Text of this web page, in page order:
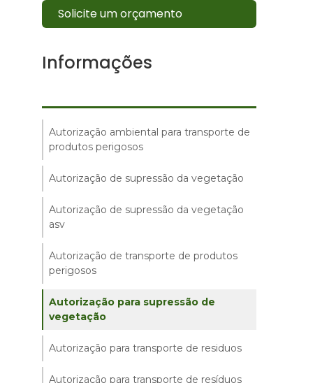
Solicite um orçamento
Informações
Autorização ambiental para transporte de
produtos perigosos
Autorização de supressão da vegetação
Autorização de supressão da vegetação
asv
Autorização de transporte de produtos
perigosos
Autorização para supressão de
vegetação
Autorização para transporte de residuos
Autorização para transporte de resíduos